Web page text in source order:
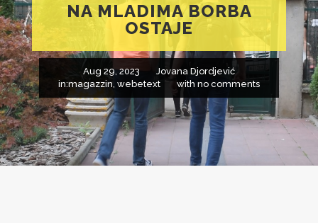
NA MLADIMA BORBA
OSTAJE
Aug 29, 2023
Jovana Djordjević
in:magazzin, webetext with no comments